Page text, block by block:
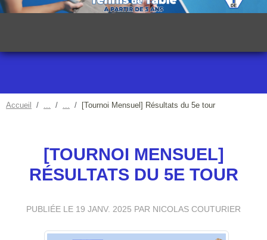
Accueil [Tournoi Mensuel] Résultats du 5e tour
[TOURNOI MENSUEL]
RÉSULTATS DU 5E TOUR
PUBLIÉE LE 19 JANV. 2025 PAR NICOLAS COUTURIER